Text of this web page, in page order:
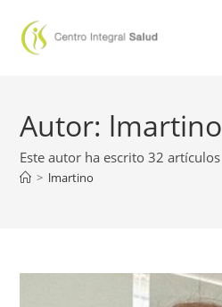
Autor: lmartino
Este autor ha escrito 32 artículos
> lmartino